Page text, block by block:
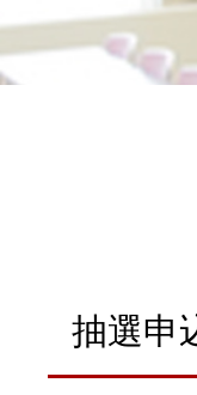
抽選申